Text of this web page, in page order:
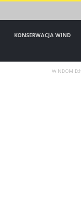
KONSERWACJA WIND
WINDOM